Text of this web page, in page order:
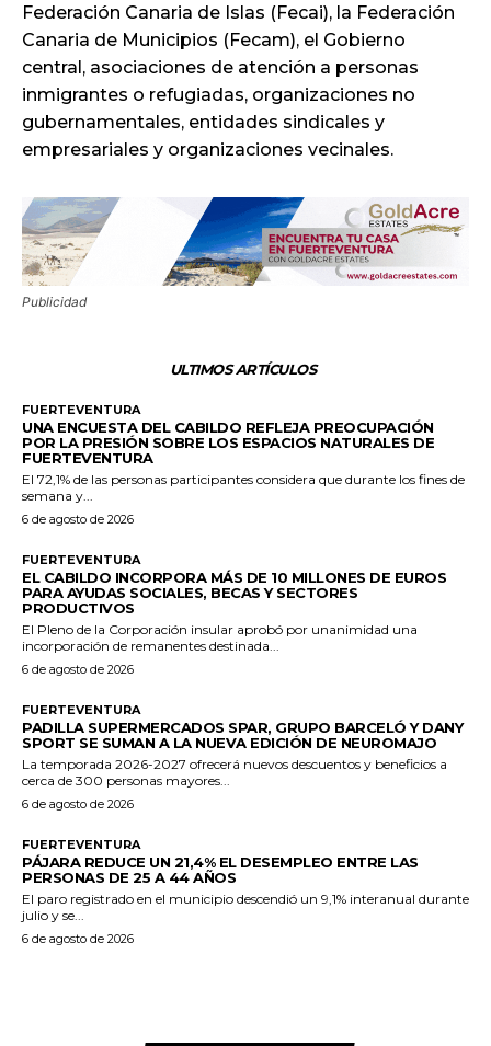
Federación Canaria de Islas (Fecai), la Federación
Canaria de Municipios (Fecam), el Gobierno
central, asociaciones de atención a personas
inmigrantes o refugiadas, organizaciones no
gubernamentales, entidades sindicales y
empresariales y organizaciones vecinales.
Publicidad
ULTIMOS ARTÍCULOS
FUERTEVENTURA
UNA ENCUESTA DEL CABILDO REFLEJA PREOCUPACIÓN
POR LA PRESIÓN SOBRE LOS ESPACIOS NATURALES DE
FUERTEVENTURA
El 72,1% de las personas participantes considera que durante los fines de
semana y...
6 de agosto de 2026
FUERTEVENTURA
EL CABILDO INCORPORA MÁS DE 10 MILLONES DE EUROS
PARA AYUDAS SOCIALES, BECAS Y SECTORES
PRODUCTIVOS
El Pleno de la Corporación insular aprobó por unanimidad una
incorporación de remanentes destinada...
6 de agosto de 2026
FUERTEVENTURA
PADILLA SUPERMERCADOS SPAR, GRUPO BARCELÓ Y DANY
SPORT SE SUMAN A LA NUEVA EDICIÓN DE NEUROMAJO
La temporada 2026-2027 ofrecerá nuevos descuentos y beneficios a
cerca de 300 personas mayores...
6 de agosto de 2026
FUERTEVENTURA
PÁJARA REDUCE UN 21,4% EL DESEMPLEO ENTRE LAS
PERSONAS DE 25 A 44 AÑOS
El paro registrado en el municipio descendió un 9,1% interanual durante
julio y se...
6 de agosto de 2026